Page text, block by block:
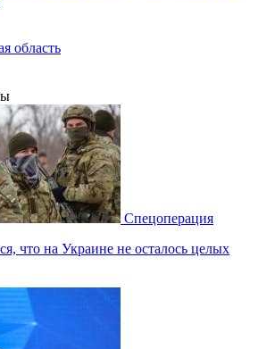
область
Спецоперация
что на Украине не осталось целых